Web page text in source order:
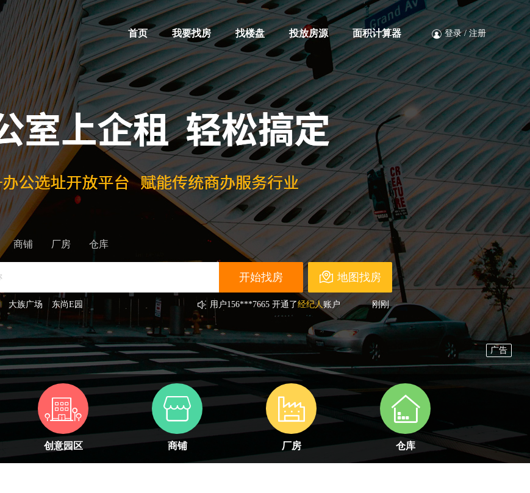
首页 我要找房 找楼盘 投放房源 面积计算器 登录/ 注册
商铺 厂房 仓库
地图找房
大族广场 东尚E园 用户156***7665 开通了经纪人账户
刚刚
用户
开通了 经纪人 账户
刚刚
用户131***5856开通了开发商账户
4分钟前
用户138***8598 经纪人 账户
刚刚
用户131***3255开通了业主/开发商
用户133***3220开通了经纪人 账户
刚刚
131***2564 开通了 经纪人
刚刚
用户132***3286 提交了委托找房 申请
1分钟前
用户151***7525提交了委托找房申请
2分钟前
用户131***6332 开通了经纪人
创意园区 商铺 厂房 仓库